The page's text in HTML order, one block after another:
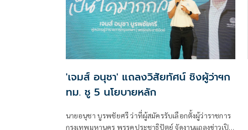
'เจมส์ อนุชา' แถลงวิสัยทัศน์ ชิงผู้ว่าฯก
ทม. ชู 5 นโยบายหลัก
นายอนุชา บูรพชัยศรี ว่าที่ผู้สมัครรับเลือกตั้งผู้ว่าราชการ
กรุงเทพมหานคร พรรคประชาธิปัตย์ จัดงานแถลงข่าวเปิด